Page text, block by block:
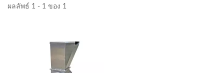
ผลลัพธ์ 1 - 1 ของ 1